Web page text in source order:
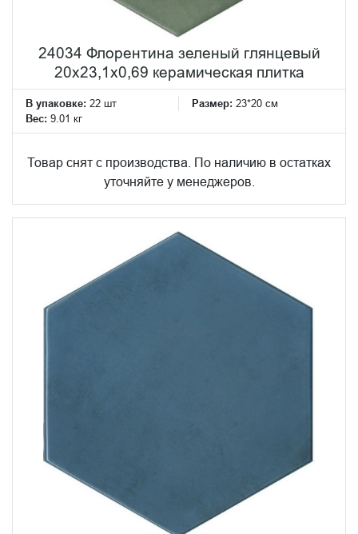
24034 Флорентина зеленый глянцевый
20x23,1x0,69 керамическая плитка
В упаковке: 22 шт Размер: 23*20 см
Вес: 9.01 кг
Товар снят с производства. По наличию в остатках
уточняйте у менеджеров.